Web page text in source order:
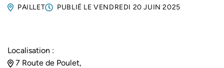
PAILLET
PUBLIÉ LEVENDREDI 20 JUIN 2025
Localisation :
7 Route de Poulet,